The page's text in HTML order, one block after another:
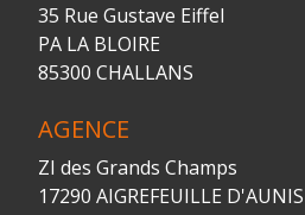
35 Rue Gustave Eiffel
PA LA BLOIRE
85300 CHALLANS
AGENCE
ZI des Grands Champs
17290 AIGREFEUILLE D'AUNIS